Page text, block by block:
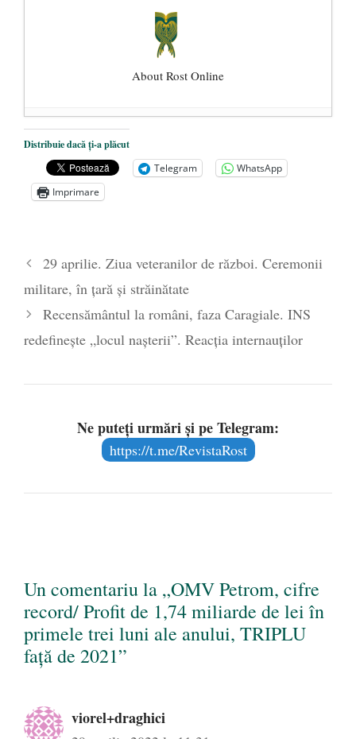
About Rost Online
Dezvăluiri cutremurătoare despre
președintele Ucrainei, Volodymyr
Zelensky
- 13 mai 2026
Statul care servește Națiunea
poetului Octavian Goga, înlăturat din Iași
- 16 aprilie 2026
Distribuie dacă ți-a plăcut
Telegram
WhatsApp
Imprimare
29 aprilie. Ziua veteranilor de război. Ceremonii
militare, în ţară şi străinătate
Recensământul la români, faza Caragiale. INS
redefinește „locul nașterii”. Reacția internauților
Ne puteți urmări și pe Telegram:
https://t.me/RevistaRost
Un comentariu la „OMV Petrom, cifre
record/ Profit de 1,74 miliarde de lei în
primele trei luni ale anului, TRIPLU
față de 2021”
viorel+draghici